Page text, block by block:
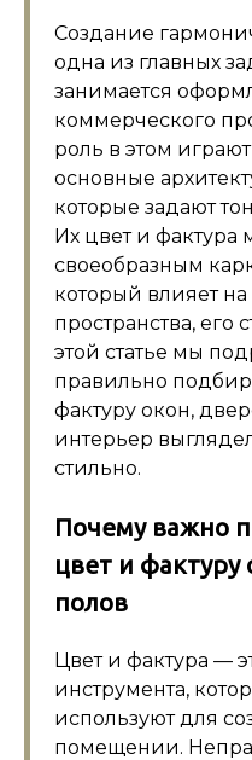
Создание
одна из главных
занимается
коммерческого
роль в этом
основные
которые задают
Их цвет и фактура
своеобразным
который влияет
пространства, его
этой статье мы
правильно
фактуру окон,
интерьер
стильно.
Почему важно
цвет и фактуру
полов
Цвет и фактура —
инструмента,
используют для
помещении.